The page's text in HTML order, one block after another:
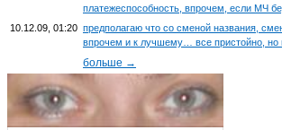
платежеспособность, впрочем, если МЧ
10.12.09, 01:20 предполагаю что со сменой названия,
впрочем и к лучшему… все пристойно, но
больше →